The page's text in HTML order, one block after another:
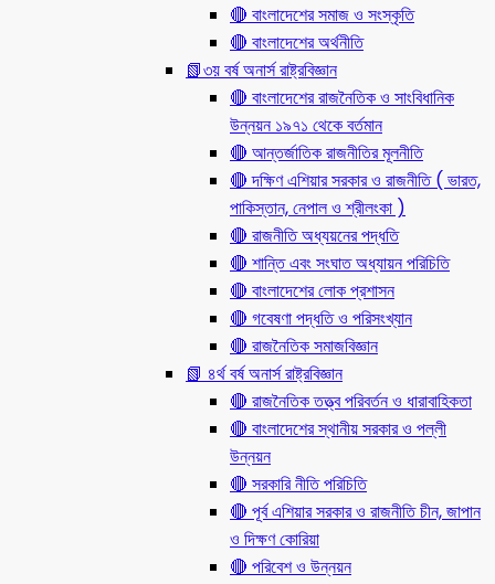
🔴 বাংলাদেশের সমাজ ও সংস্কৃতি
🔴 বাংলাদেশের অর্থনীতি
📗৩য় বর্ষ অনার্স রাষ্ট্রবিজ্ঞান
🔴 বাংলাদেশের রাজনৈতিক ও সাংবিধানিক
উন্নয়ন ১৯৭১ থেকে বর্তমান
🔴 আন্তর্জাতিক রাজনীতির মূলনীতি
🔴 দক্ষিণ এশিয়ার সরকার ও রাজনীতি ( ভারত,
পাকিস্তান, নেপাল ও শ্রীলংকা )
🔴 রাজনীতি অধ্যয়নের পদ্ধতি
🔴 শান্তি এবং সংঘাত অধ্যায়ন পরিচিতি
🔴 বাংলাদেশের লোক প্রশাসন
🔴 গবেষণা পদ্ধতি ও পরিসংখ্যান
🔴 রাজনৈতিক সমাজবিজ্ঞান
📗 ৪র্থ বর্ষ অনার্স রাষ্ট্রবিজ্ঞান
🔴 রাজনৈতিক তত্ত্ব পরিবর্তন ও ধারাবাহিকতা
🔴 বাংলাদেশের স্থানীয় সরকার ও পল্লী
উন্নয়ন
🔴 সরকারি নীতি পরিচিতি
🔴 পূর্ব এশিয়ার সরকার ও রাজনীতি চীন, জাপান
ও দিক্ষণ কোরিয়া
🔴 পরিবেশ ও উন্নয়ন